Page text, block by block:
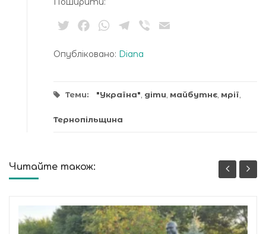
TwitterFacebookWhatsApp
Telegram
Viber
Опубліковано: Diana
Теми: "Україна" діти майбутнє мрії
Тернопільщина
Читайте також: